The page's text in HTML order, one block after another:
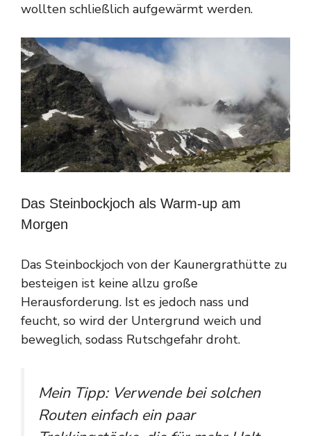
wollten schließlich aufgewärmt werden.
Das Steinbockjoch als Warm-up am
Morgen
Das Steinbockjoch von der Kaunergrathütte zu
besteigen ist keine allzu große
Herausforderung. Ist es jedoch nass und
feucht, so wird der Untergrund weich und
beweglich, sodass Rutschgefahr droht.
Mein Tipp: Verwende bei solchen
Routen einfach ein paar